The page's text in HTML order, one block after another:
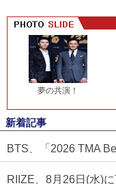
夢の共演！
新着記事
BTS、「2026 TMA
RIIZE、8月26日(水)